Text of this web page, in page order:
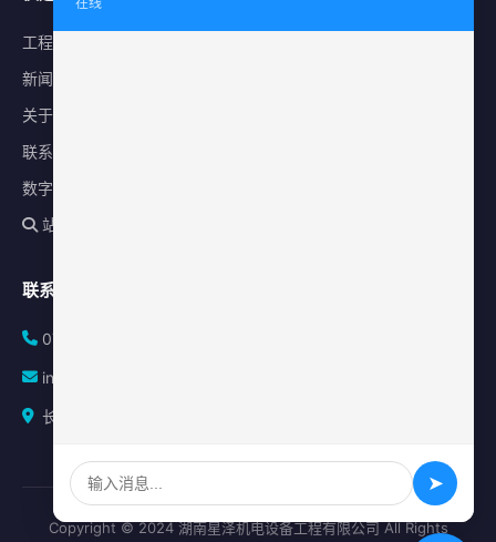
工程案例
新闻中心
关于星泽
联系我们
数字化平台
站内搜索
联系方式
0731-84010225
info@sonz.cn
长沙县泉塘街道新长海广场写字楼A座2501室
Copyright © 2024 湖南星泽机电设备工程有限公司 All Rights
➤